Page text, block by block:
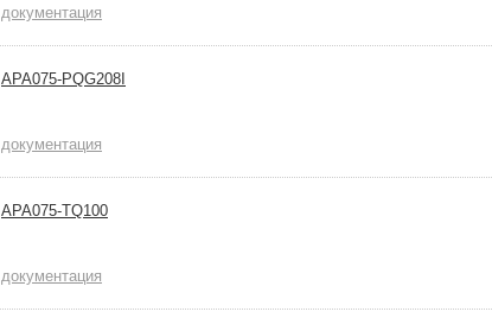
документация
APA075-PQG208I
документация
APA075-TQ100
документация